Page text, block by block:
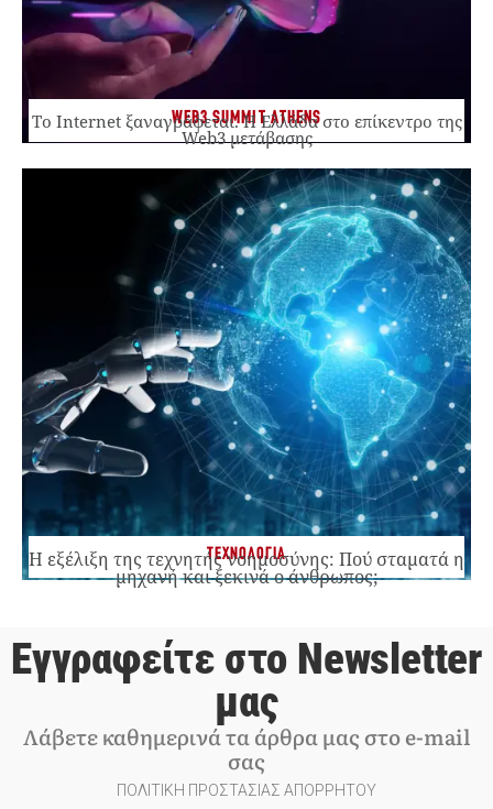
WEB3 SUMMIT ATHENS
Το Internet ξαναγράφεται. Η Ελλάδα στο επίκεντρο της
Web3 μετάβασης
ΤΕΧΝΟΛΟΓΙΑ
Η εξέλιξη της τεχνητής νοημοσύνης: Πού σταματά η
μηχανή και ξεκινά ο άνθρωπος;
Εγγραφείτε στο Newsletter
μας
Λάβετε καθημερινά τα άρθρα μας στο e-mail
σας
ΠΟΛΙΤΙΚΗ ΠΡΟΣΤΑΣΙΑΣ ΑΠΟΡΡΗΤΟΥ